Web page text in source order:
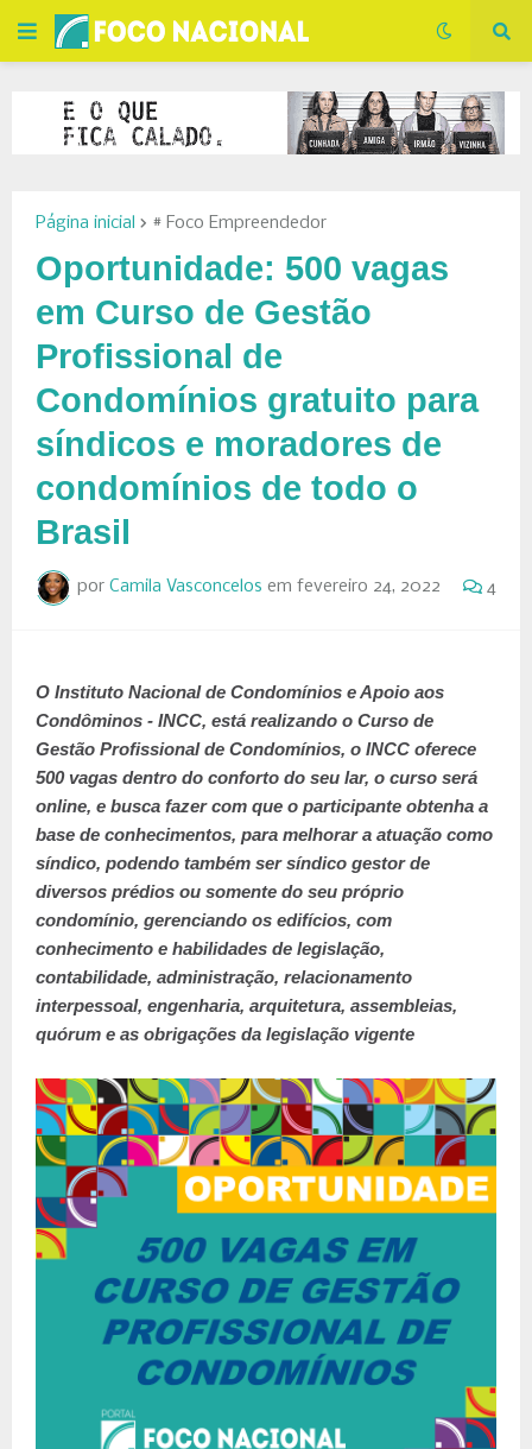
Página inicial # Foco Empreendedor
Oportunidade: 500 vagas
em Curso de Gestão
Profissional de
Condomínios gratuito para
síndicos e moradores de
condomínios de todo o
Brasil
por Camila Vasconcelos em fevereiro 24, 2022 4
O Instituto Nacional de Condomínios e Apoio aos
Condôminos - INCC, está realizando o Curso de
Gestão Profissional de Condomínios, o INCC oferece
500 vagas dentro do conforto do seu lar, o curso será
online, e busca fazer com que o participante obtenha a
base de conhecimentos, para melhorar a atuação como
síndico, podendo também ser síndico gestor de
diversos prédios ou somente do seu próprio
condomínio, gerenciando os edifícios, com
conhecimento e habilidades de legislação,
contabilidade, administração, relacionamento
interpessoal, engenharia, arquitetura, assembleias,
quórum e as obrigações da legislação vigente